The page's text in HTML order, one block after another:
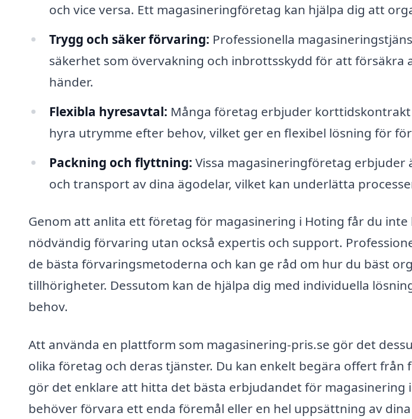
och vice versa. Ett magasineringföretag kan hjälpa dig att
Trygg och säker förvaring: Professionella
säkerhet som övervakning och inbrottsskydd för att försäkra
händer.
Flexibla hyresavtal: Många företag erbjuder
hyra utrymme efter behov, vilket ger en flexibel lösning för
Packning och flyttning: Vissa magasineringföretag erbjuder
och transport av dina ägodelar, vilket kan underlätta
Genom att anlita ett företag för magasinering i Hoting får du
nödvändig förvaring utan också expertis och support.
de bästa förvaringsmetoderna och kan ge råd om hur du bäst
tillhörigheter. Dessutom kan de hjälpa dig med individuella
behov.
Att använda en plattform som magasinering-pris.se gör det
olika företag och deras tjänster. Du kan enkelt begära offert från
gör det enklare att hitta det bästa erbjudandet för magasinering
behöver förvara ett enda föremål eller en hel uppsättning av